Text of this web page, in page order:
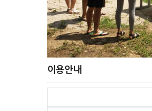
이용안내